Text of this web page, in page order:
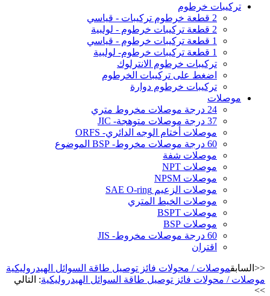
تركيبات خرطوم
2 قطعة خرطوم تركيبات - قياسي
2 قطعة تركيبات خرطوم - لولبية
1 قطعة تركيبات خرطوم - قياسي
1 قطعة تركيبات خرطوم- لولبية
تركيبات خرطوم الانترلوك
اضغط على تركيبات الخرطوم
تركيبات خرطوم دوارة
موصلات
24 درجة موصلات مخروط متري
37 درجة موصلات متوهجة- JIC
موصلات أختام الوجه الدائري- ORFS
60 درجة موصلات مخروط- BSP الموضوع
موصلات شفة
موصلات NPT
موصلات NPSM
موصلات الزعيم SAE O-ring
موصلات الخيط المتري
موصلات BSPT
موصلات BSP
60 درجة موصلات مخروط- JIS
اقتران
<<السابقموصلات / محولات فائز توصيل طاقة السوائل الهيدروليكية
موصلات / محولات فائز توصيل طاقة السوائل الهيدروليكية: التالي
>>